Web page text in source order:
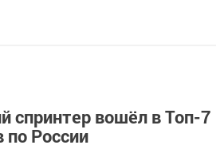
спринтер вошёл в Топ-7
по России